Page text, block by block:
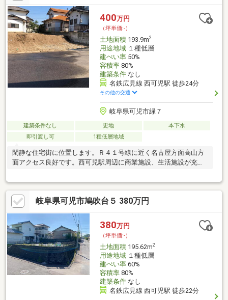
400万円
（坪単価:-）
土地面積193.9m2
用途地域１種低層
建ぺい率50%
容積率80%
建築条件なし
名鉄広見線 西可児駅 徒歩24分
その他の交通
岐阜県可児市緑７
建築条件なし 更地
本下水
即引渡し可
1種低層地域
閑静な住宅街に位置します。Ｒ４１号線に近く名古屋方面高山方
面アクセス良好です。西可児駅周辺に商業施設、生活施設が充実
岐阜県可児市鳩吹台５ 380万円
380万円
（坪単価:-）
土地面積195.62m2
用途地域１種低層
建ぺい率60%
容積率80%
建築条件なし
名鉄広見線 西可児駅 徒歩22分